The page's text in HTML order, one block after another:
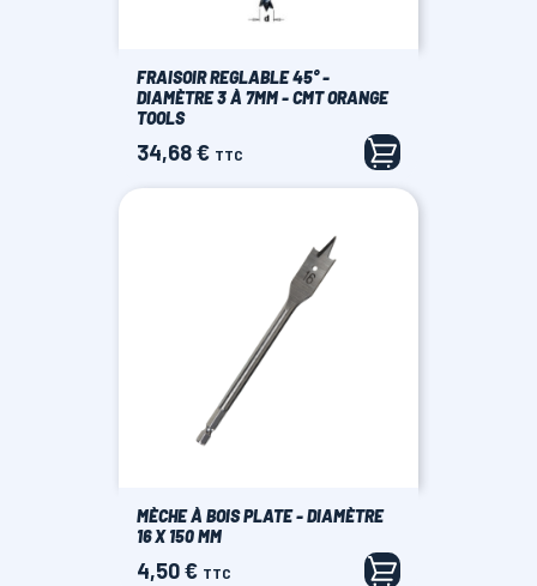
FRAISOIR REGLABLE 45° -
DIAMÈTRE 3 À 7MM - CMT ORANGE
TOOLS
Prix
34,68 € TTC
MÈCHE À BOIS PLATE - DIAMÈTRE
16 X 150 MM
Prix
4,50 € TTC